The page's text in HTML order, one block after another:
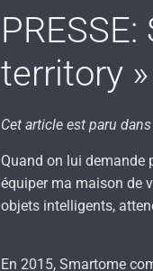
territory »
Cet article est paru
Quand on lui demande
équiper ma maison de
objets intelligents,
En 2015, Smartome